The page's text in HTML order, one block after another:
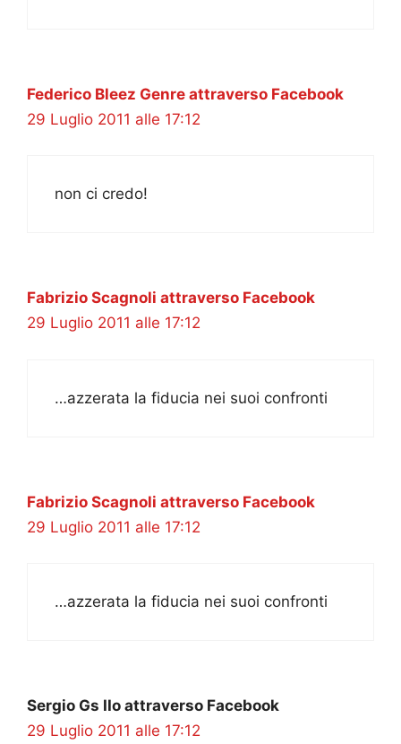
Federico Bleez Genre attraverso Facebook
29 Luglio 2011 alle 17:12
non ci credo!
Fabrizio Scagnoli attraverso Facebook
29 Luglio 2011 alle 17:12
…azzerata la fiducia nei suoi confronti
Fabrizio Scagnoli attraverso Facebook
29 Luglio 2011 alle 17:12
…azzerata la fiducia nei suoi confronti
Sergio Gs IIo attraverso Facebook
29 Luglio 2011 alle 17:12